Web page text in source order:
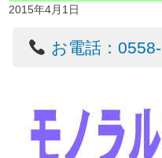
2015年4月1日
お電話：